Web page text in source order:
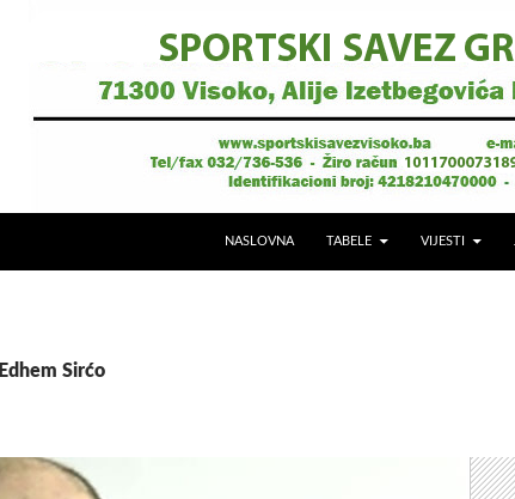
NASLOVNA TABELE VIJESTI
Sirćo